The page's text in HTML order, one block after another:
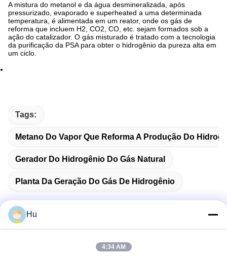
A mistura do metanol e da água desmineralizada, após
pressurizado, evaporado e superheated a uma determinada
temperatura, é alimentada em um reator, onde os gás de
reforma que incluem H2, CO2, CO, etc. sejam formados sob a
ação do catalizador. O gás misturado é tratado com a tecnologia
da purificação da PSA para obter o hidrogênio da pureza alta em
um ciclo.
Tags:
Metano Do Vapor Que Reforma A Produção Do
Gerador Do Hidrogênio Do Gás Natural
Planta Da Geração Do Gás De Hidrogênio
Hu
4:34 AM